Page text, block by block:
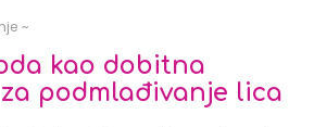
~
kao dobitna
podmlađivanje lica